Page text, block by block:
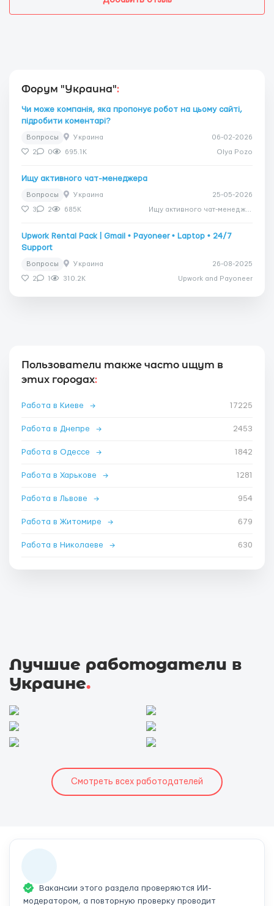
Форум "Украина":
Чи може компанія, яка пропонує робот на цьому сайті,
підробити коментарі?
Вопросы Украина 06-02-2026
2 0 695.1K Olya Pozo
Ищу активного чат-менеджера
Вопросы Украина 25-05-2026
3 2 685K
Upwork Rental Pack | Gmail • Payoneer • Laptop • 24/7
Support
Вопросы Украина 26-08-2025
2 1 310.2K Upwork and Payoneer
Пользователи также часто ищут в
этих городах:
Работа в Киеве → 17225
Работа в Днепре → 2453
Работа в Одессе → 1842
Работа в Харькове → 1281
Работа в Львове → 954
Работа в Житомире → 679
Работа в Николаеве → 630
Лучшие работодатели в
Украине.
Смотреть всех работодателей
Вакансии этого раздела проверяются ИИ-
модератором, а повторную проверку проводит